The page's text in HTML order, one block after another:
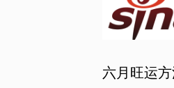
六月旺运方